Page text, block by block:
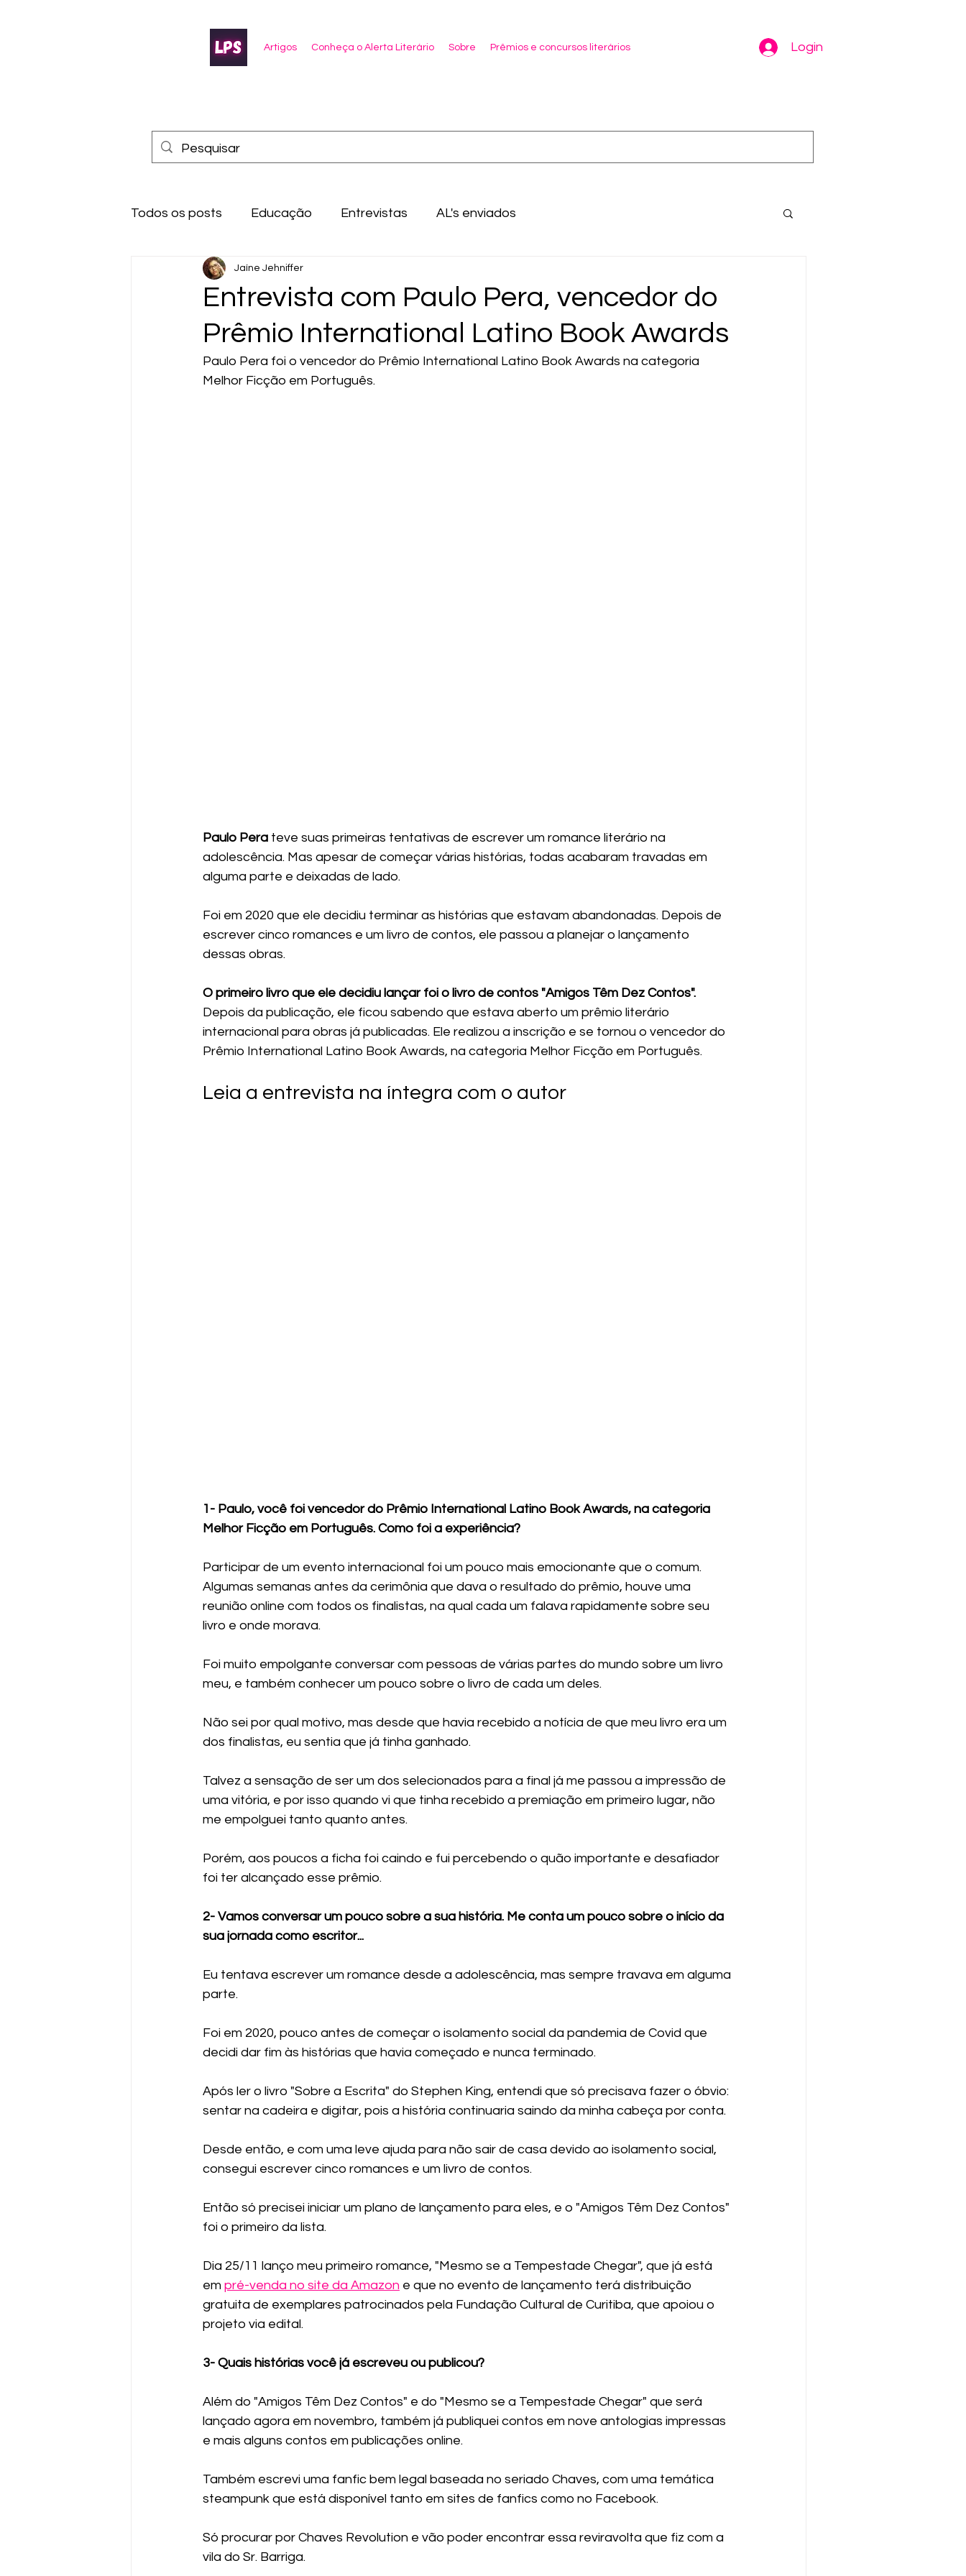
Artigos Conheça o Alerta Literário Sobre Prêmios e concursos literários Login
Todos os posts Educação Entrevistas AL's enviados
Entrevista com Paulo Pera, vencedor do
Prêmio International Latino Book Awards
Jaíne Jehniffer
Paulo Pera foi o vencedor do Prêmio International Latino Book Awards na categoria
Melhor Ficção em Português.
Paulo Pera teve suas primeiras tentativas de escrever um romance literário na
adolescência. Mas apesar de começar várias histórias, todas acabaram travadas em
alguma parte e deixadas de lado.
Foi em 2020 que ele decidiu terminar as histórias que estavam abandonadas. Depois de
escrever cinco romances e um livro de contos, ele passou a planejar o lançamento
dessas obras.
O primeiro livro que ele decidiu lançar foi o livro de contos "Amigos Têm Dez Contos".
Depois da publicação, ele ficou sabendo que estava aberto um prêmio literário
internacional para obras já publicadas. Ele realizou a inscrição e se tornou o vencedor do
Prêmio International Latino Book Awards, na categoria Melhor Ficção em Português.
Leia a entrevista na íntegra com o autor
1- Paulo, você foi vencedor do Prêmio International Latino Book Awards, na categoria
Melhor Ficção em Português. Como foi a experiência?
Participar de um evento internacional foi um pouco mais emocionante que o comum.
Algumas semanas antes da cerimônia que dava o resultado do prêmio, houve uma
reunião online com todos os finalistas, na qual cada um falava rapidamente sobre seu
livro e onde morava.
Foi muito empolgante conversar com pessoas de várias partes do mundo sobre um livro
meu, e também conhecer um pouco sobre o livro de cada um deles.
Não sei por qual motivo, mas desde que havia recebido a notícia de que meu livro era um
dos finalistas, eu sentia que já tinha ganhado.
Talvez a sensação de ser um dos selecionados para a final já me passou a impressão de
uma vitória, e por isso quando vi que tinha recebido a premiação em primeiro lugar, não
me empolguei tanto quanto antes.
Porém, aos poucos a ficha foi caindo e fui percebendo o quão importante e desafiador
foi ter alcançado esse prêmio.
2- Vamos conversar um pouco sobre a sua história. Me conta um pouco sobre o início da
sua jornada como escritor...
Eu tentava escrever um romance desde a adolescência, mas sempre travava em alguma
parte.
Foi em 2020, pouco antes de começar o isolamento social da pandemia de Covid que
decidi dar fim às histórias que havia começado e nunca terminado.
Após ler o livro "Sobre a Escrita" do Stephen King, entendi que só precisava fazer o óbvio:
sentar na cadeira e digitar, pois a história continuaria saindo da minha cabeça por conta.
Desde então, e com uma leve ajuda para não sair de casa devido ao isolamento social,
consegui escrever cinco romances e um livro de contos.
Então só precisei iniciar um plano de lançamento para eles, e o "Amigos Têm Dez Contos"
foi o primeiro da lista.
Dia 25/11 lanço meu primeiro romance, "Mesmo se a Tempestade Chegar", que já está
em pré-venda no site da Amazon e que no evento de lançamento terá distribuição
gratuita de exemplares patrocinados pela Fundação Cultural de Curitiba, que apoiou o
projeto via edital.
3- Quais histórias você já escreveu ou publicou?
Além do "Amigos Têm Dez Contos" e do "Mesmo se a Tempestade Chegar" que será
lançado agora em novembro, também já publiquei contos em nove antologias impressas
e mais alguns contos em publicações online.
Também escrevi uma fanfic bem legal baseada no seriado Chaves, com uma temática
steampunk que está disponível tanto em sites de fanfics como no Facebook.
Só procurar por Chaves Revolution e vão poder encontrar essa reviravolta que fiz com a
vila do Sr. Barriga.